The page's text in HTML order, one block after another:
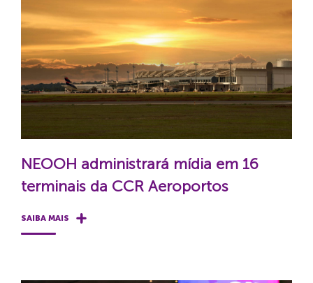
NEOOH administrará mídia em 16
terminais da CCR Aeroportos
SAIBA MAIS